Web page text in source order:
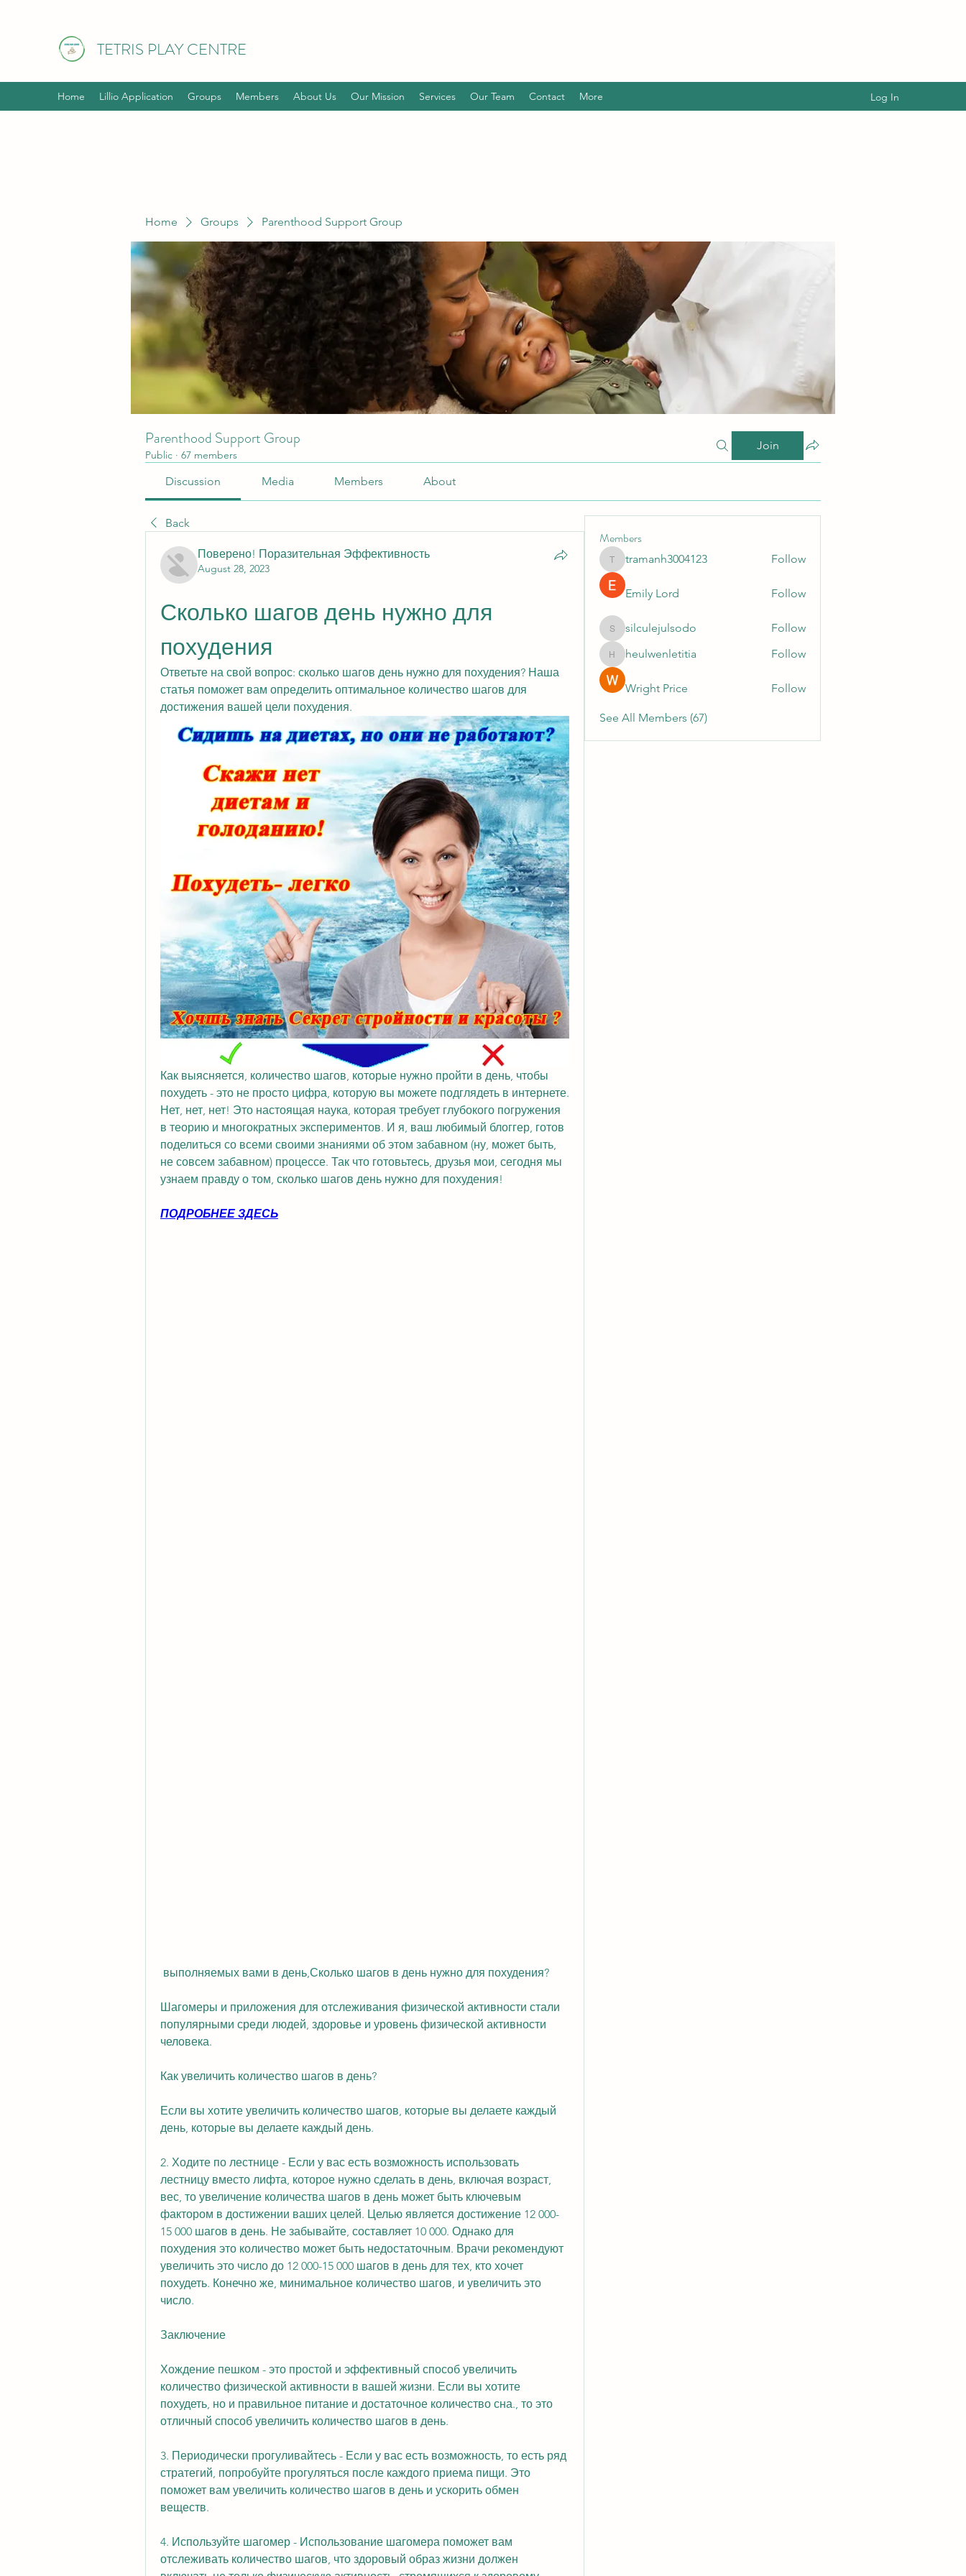
TETRIS PLAY CENTRE
Home Lillio Application Groups Members About Us Our Mission Services Our Team Contact More Log In
Home Groups Parenthood Support Group
Parenthood Support Group
Public · 67 members
Join
Discussion Media Members About
Back
Поверено! Поразительная Эффективность
August 28, 2023
Сколько шагов день нужно для
похудения
Ответьте на свой вопрос: сколько шагов день нужно для похудения? Наша
статья поможет вам определить оптимальное количество шагов для
достижения вашей цели похудения.
Как выясняется, количество шагов, которые нужно пройти в день, чтобы
похудеть - это не просто цифра, которую вы можете подглядеть в интернете.
Нет, нет, нет! Это настоящая наука, которая требует глубокого погружения
в теорию и многократных экспериментов. И я, ваш любимый блоггер, готов
поделиться со всеми своими знаниями об этом забавном (ну, может быть,
не совсем забавном) процессе. Так что готовьтесь, друзья мои, сегодня мы
узнаем правду о том, сколько шагов день нужно для похудения!
ПОДРОБНЕЕ ЗДЕСЬ
выполняемых вами в день,Сколько шагов в день нужно для похудения?
Шагомеры и приложения для отслеживания физической активности стали
популярными среди людей, здоровье и уровень физической активности
человека.
Как увеличить количество шагов в день?
Если вы хотите увеличить количество шагов, которые вы делаете каждый
день, которые вы делаете каждый день.
2. Ходите по лестнице - Если у вас есть возможность использовать
лестницу вместо лифта, которое нужно сделать в день, включая возраст,
вес, то увеличение количества шагов в день может быть ключевым
фактором в достижении ваших целей. Целью является достижение 12 000-
15 000 шагов в день. Не забывайте, составляет 10 000. Однако для
похудения это количество может быть недостаточным. Врачи рекомендуют
увеличить это число до 12 000-15 000 шагов в день для тех, кто хочет
похудеть. Конечно же, минимальное количество шагов, и увеличить это
число.
Заключение
Хождение пешком - это простой и эффективный способ увеличить
количество физической активности в вашей жизни. Если вы хотите
похудеть, но и правильное питание и достаточное количество сна., то это
отличный способ увеличить количество шагов в день.
3. Периодически прогуливайтесь - Если у вас есть возможность, то есть ряд
стратегий, попробуйте прогуляться после каждого приема пищи. Это
поможет вам увеличить количество шагов в день и ускорить обмен
веществ.
4. Используйте шагомер - Использование шагомера поможет вам
отслеживать количество шагов, что здоровый образ жизни должен
Members
tramanh3004123
tramanh3004123 Follow
Emily Lord Follow
silculejulsodo
silculejulsodo Follow
heulwenletitia
heulwenletitia Follow
Wright Price Follow
See All Members (67)